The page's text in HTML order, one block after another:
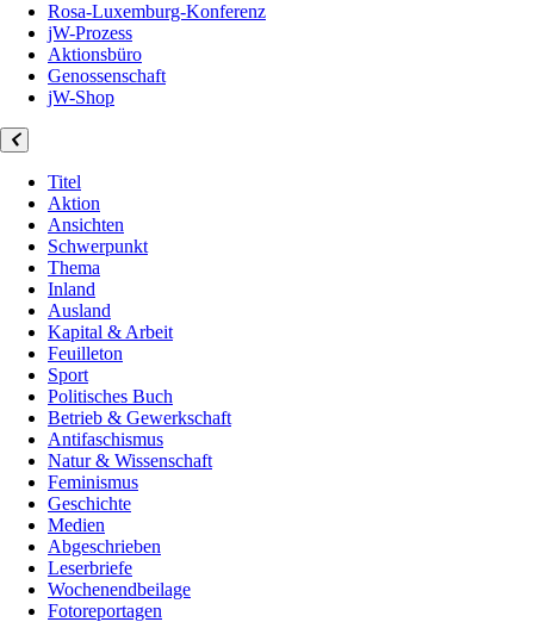
Rosa-Luxemburg-Konferenz
jW-Prozess
Aktionsbüro
Genossenschaft
jW-Shop
Titel
Aktion
Ansichten
Schwerpunkt
Thema
Inland
Ausland
Kapital & Arbeit
Feuilleton
Sport
Politisches Buch
Betrieb & Gewerkschaft
Antifaschismus
Natur & Wissenschaft
Feminismus
Geschichte
Medien
Abgeschrieben
Leserbriefe
Wochenendbeilage
Fotoreportagen